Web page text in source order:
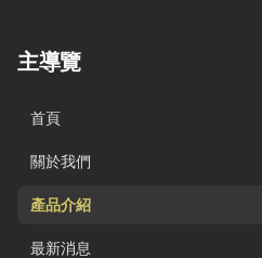
主導覽
首頁
關於我們
產品介紹
最新消息